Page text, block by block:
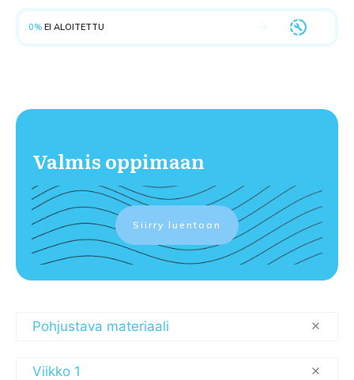
0% EI ALOITETTU
Valmis oppimaan
Siirry luentoon
Pohjustava materiaali
Viikko 1